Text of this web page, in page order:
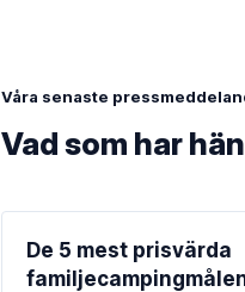
Våra senaste
Vad som har
De 5 mest prisvärda